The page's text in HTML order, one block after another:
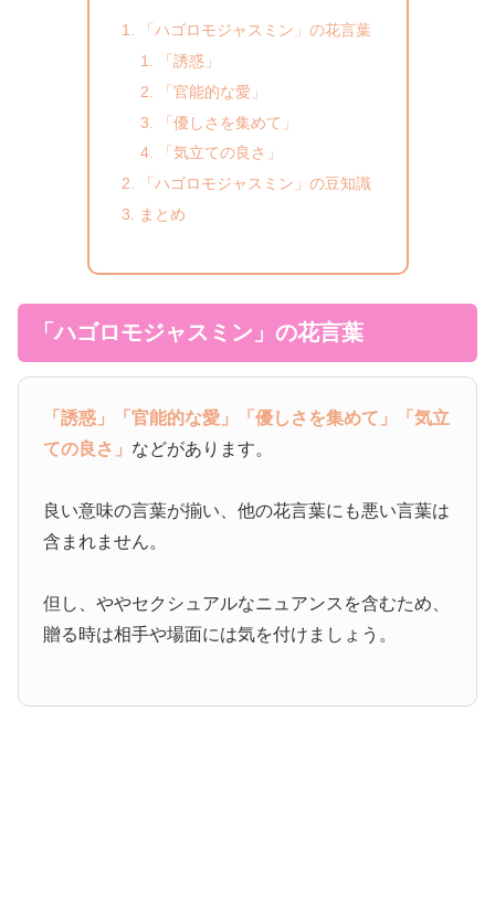
「ハゴロモジャスミン」の花言葉
「誘惑」
「官能的な愛」
「優しさを集めて」
「気立ての良さ」
「ハゴロモジャスミン」の豆知識
まとめ
「ハゴロモジャスミン」の花言葉
「誘惑」 「官能的な愛」 「優しさを集めて」
「気立
ての良さ」 などがあります。
良い意味の言葉が揃い、他の花言葉にも悪い言葉は
含まれません。
但し、ややセクシュアルなニュアンスを含むため、
贈る時は相手や場面には気を付けましょう。